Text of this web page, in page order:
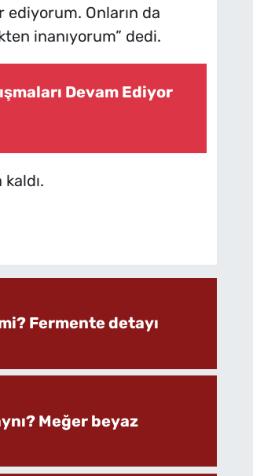
ediyorum. Onların da
inanıyorum” dedi.
Devam Ediyor
Fermente detayı
Meğer beyaz